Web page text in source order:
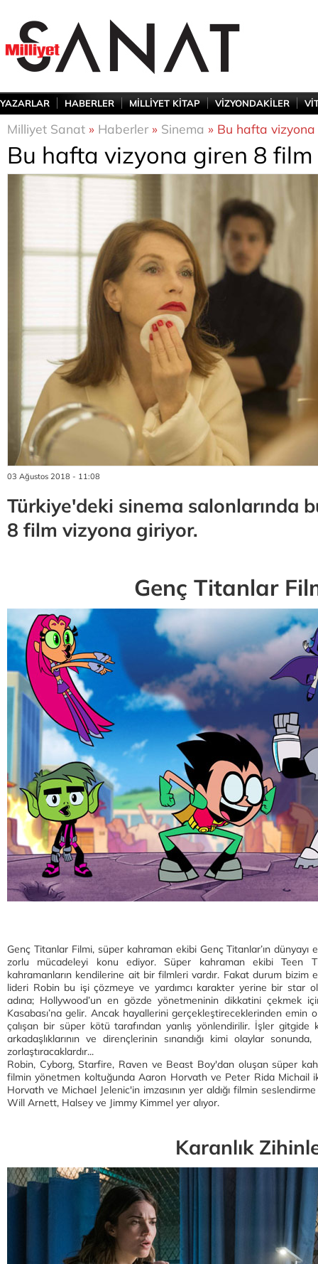
YAZARLAR HABERLER MİLLİYET KİTAP VİZYONDAKİLER
Milliyet Sanat » Haberler» Sinema » Bu hafta
Bu hafta vizyona giren 8 film
03 Ağustos 2018 - 11:08
Türkiye'deki sinema salonlarında
8 film vizyona giriyor.
Genç Titanlar
Genç Titanlar Filmi, süper kahraman ekibi Genç Titanlar’ın dünyayı
zorlu mücadeleyi konu ediyor. Süper kahraman ekibi Teen
kahramanların kendilerine ait bir filmleri vardır. Fakat durum
lideri Robin bu işi çözmeye ve yardımcı karakter yerine bir star
adına; Hollywood’un en gözde yönetmeninin dikkatini çekmek
Kasabası’na gelir. Ancak hayallerini gerçekleştireceklerinden emin
çalışan bir süper kötü tarafından yanlış yönlendirilir. İşler
arkadaşlıklarının ve dirençlerinin sınandığı kimi olaylar
zorlaştıracaklardır...
Robin, Cyborg, Starfire, Raven ve Beast Boy'dan oluşan süper
filmin yönetmen koltuğunda Aaron Horvath ve Peter Rida Michail
Horvath ve Michael Jelenic'in imzasının yer aldığı filmin
Will Arnett, Halsey ve Jimmy Kimmel yer alıyor.
Karanlık